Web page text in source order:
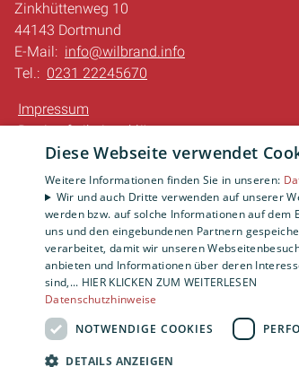
Zinkhüttenweg 10
44143 Dortmund
E-Mail: info@wilbrand.info
Tel.: 0231 22245670
Impressum
Barrierefreiheitserklärung
Datenschutzerklärung
AGB
Diese Webseite verwendet
Weitere Informationen finden Sie in unseren:
Wir und auch Dritte verwenden auf unserer
werden bzw. auf solche Informationen auf dem
uns und den eingebundenen Partnern
verarbeitet, damit wir unseren
anbieten und Informationen über deren
sind,... HIER KLICKEN ZUM WEITERLESEN
Datenschutzhinweise
NOTWENDIGE COOKIES
DETAILS ANZEIGEN